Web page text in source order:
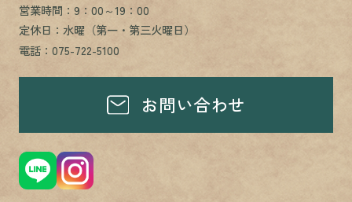
営業時間：9：00～19：00
定休日：水曜（第一・第三火曜日）
電話：075-722-5100
お問い合わせ